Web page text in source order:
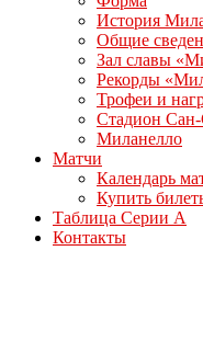
История
Общие
Зал славы
Рекорды
Трофеи и
Стадион
Миланелло
Матчи
Календарь
Купить
Таблица Серии А
Контакты